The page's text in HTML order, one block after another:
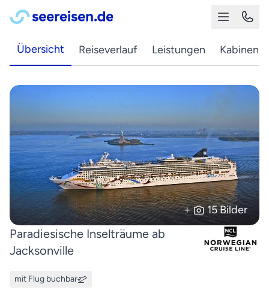
Übersicht Reiseverlauf Leistungen Kabinen
+ 15 Bilder
Paradiesische Inselträume ab
Jacksonville
mit Flug buchbar